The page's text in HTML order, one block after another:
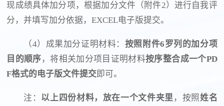
现成绩具体加分项，根据加分文件（附件2）进行自我评
分，并填写加分依据，EXCEL电子版提交。
（4）成果加分证明材料： 按照附件6罗列的加分项
目的顺序 ，将相关加分项目证明材料按序整合成一个PD
F格式的电子版文件提交即可。
注： 以上四份材料，放在一个文件夹里 ，按照姓名